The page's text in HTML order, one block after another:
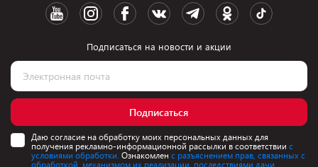
Подписаться на новости и акции
Подписаться
Даю согласие на обработку моих персональных данных для
получения рекламно-информационной рассылки в соответствии с
условиями обработки. Ознакомлен с разъяснением прав, связанных с
обработкой, механизмом их реализации, последствиями дачи